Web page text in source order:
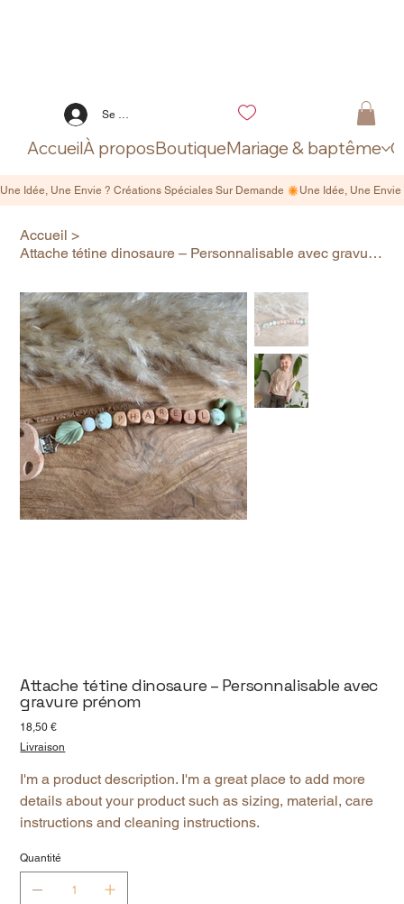
AccueilÀ proposBoutiqueMariage & baptême
Se connecter
Accueil >
Attache tétine dinosaure – Personnalisable avec gravure prénom
Attache tétine dinosaure – Personnalisable avec
gravure prénom
Prix
18,50 €
Livraison
I'm a product description. I'm a great place to add more
details about your product such as sizing, material, care
instructions and cleaning instructions.
Quantité